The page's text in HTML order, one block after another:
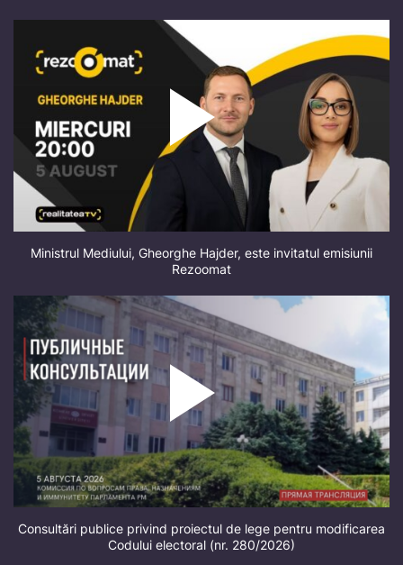
Ministrul Mediului, Gheorghe Hajder, este invitatul emisiunii
Rezoomat
Consultări publice privind proiectul de lege pentru modificarea
Codului electoral (nr. 280/2026)